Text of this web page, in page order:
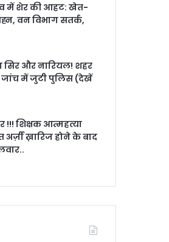
में शेर की आहट: खेत-
वन विभाग सतर्क,
और नारियल! शहर
जांच में जुटी पुलिस (देखें
!!! शिक्षक आत्महत्या
ख़ारिज होने के बाद